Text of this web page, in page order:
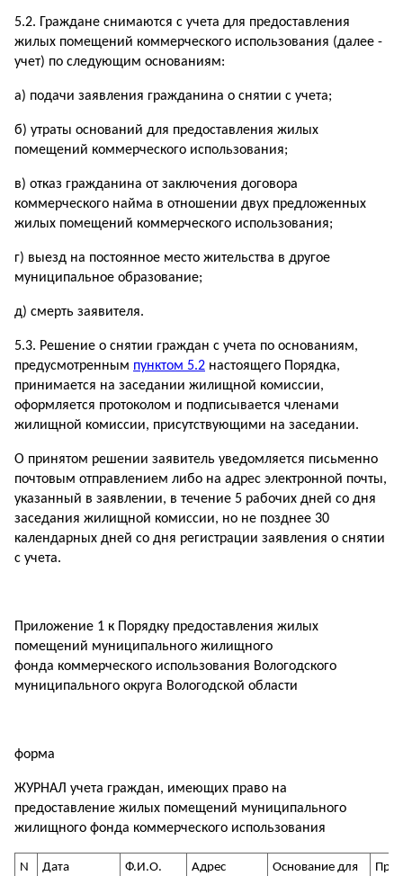
5.2. Граждане снимаются с учета для предоставления
жилых помещений коммерческого использования (далее -
учет) по следующим основаниям:
а) подачи заявления гражданина о снятии с учета;
б) утраты оснований для предоставления жилых
помещений коммерческого использования;
в) отказ гражданина от заключения договора
коммерческого найма в отношении двух предложенных
жилых помещений коммерческого использования;
г) выезд на постоянное место жительства в другое
муниципальное образование;
д) смерть заявителя.
5.3. Решение о снятии граждан с учета по основаниям,
предусмотренным пунктом 5.2 настоящего Порядка,
принимается на заседании жилищной комиссии,
оформляется протоколом и подписывается членами
жилищной комиссии, присутствующими на заседании.
О принятом решении заявитель уведомляется письменно
почтовым отправлением либо на адрес электронной почты,
указанный в заявлении, в течение 5 рабочих дней со дня
заседания жилищной комиссии, но не позднее 30
календарных дней со дня регистрации заявления о снятии
с учета.
Приложение 1 к Порядку предоставления жилых
помещений муниципального жилищного
фонда коммерческого использования Вологодского
муниципального округа Вологодской области
форма
ЖУРНАЛ учета граждан, имеющих право на
предоставление жилых помещений муниципального
жилищного фонда коммерческого использования
N
Дата
Ф.И.О.
Адрес
Основание для